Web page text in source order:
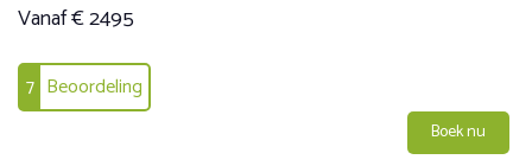
Vanaf € 2495
7 Beoordeling
Boek nu